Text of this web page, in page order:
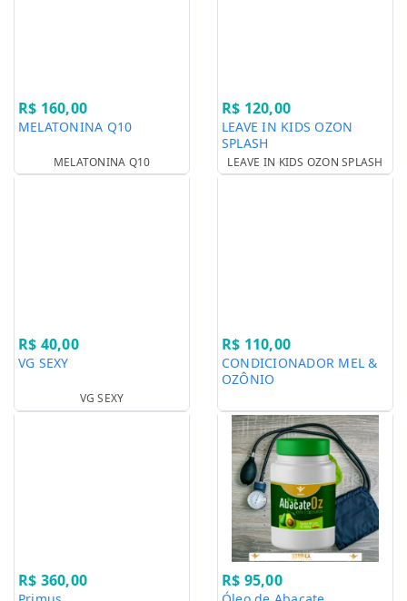
R$ 160,00
MELATONINA Q10
MELATONINA Q10
R$ 120,00
LEAVE IN KIDS OZON
SPLASH
LEAVE IN KIDS OZON SPLASH
R$ 40,00
VG SEXY
VG SEXY
R$ 110,00
CONDICIONADOR MEL &
OZÔNIO
R$ 360,00 R$ 95,00